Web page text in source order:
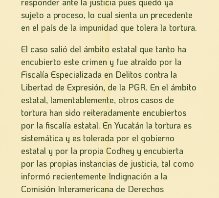
sujeto a proceso, lo cual sienta un precedente
en el país de la impunidad que tolera la tortura.
El caso salió del ámbito estatal que tanto ha
encubierto este crimen y fue atraído por la
Fiscalía Especializada en Delitos contra la
Libertad de Expresión, de la PGR. En el ámbito
estatal, lamentablemente, otros casos de
tortura han sido reiteradamente encubiertos
por la fiscalía estatal. En Yucatán la tortura es
sistemática y es tolerada por el gobierno
estatal y por la propia Codhey y encubierta
por las propias instancias de justicia, tal como
informó recientemente Indignación a la
Comisión Interamericana de Derechos